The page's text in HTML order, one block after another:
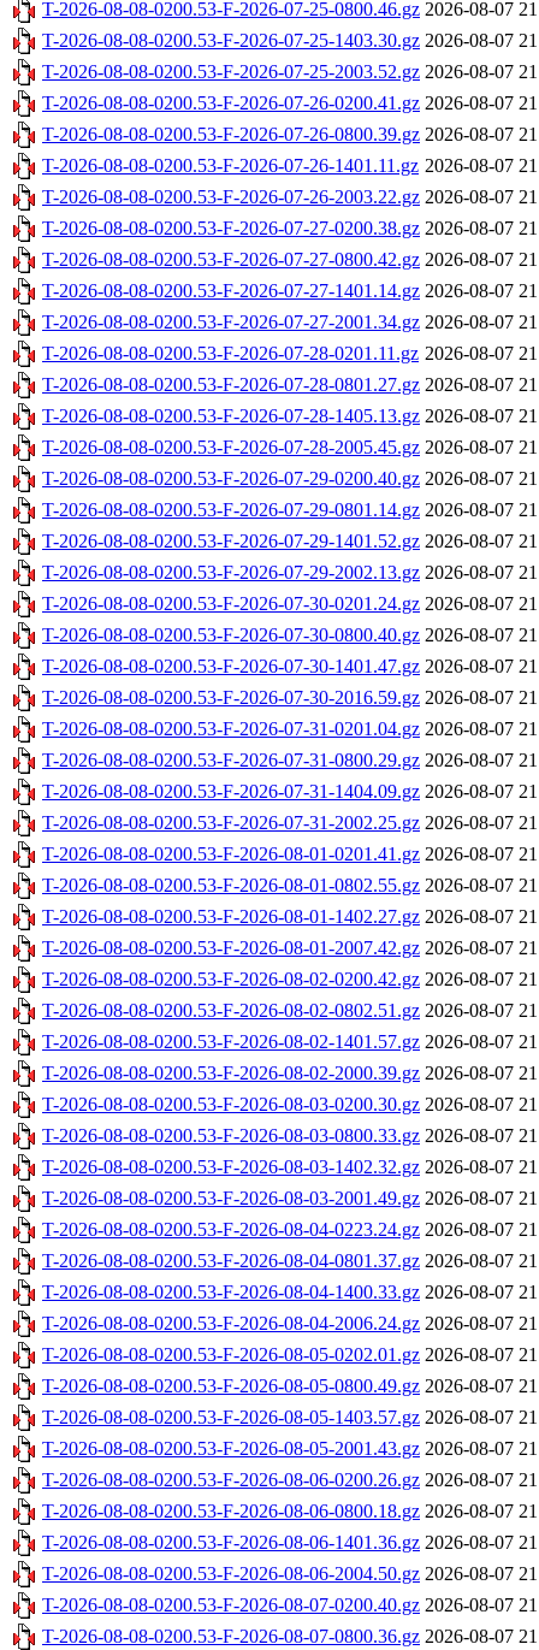
T-2026-08-08-0200.53-F-2026-07-25-0800.46.gz 2026-08-07
T-2026-08-08-0200.53-F-2026-07-25-1403.30.gz 2026-08-07
T-2026-08-08-0200.53-F-2026-07-25-2003.52.gz 2026-08-07
T-2026-08-08-0200.53-F-2026-07-26-0200.41.gz 2026-08-07
T-2026-08-08-0200.53-F-2026-07-26-0800.39.gz 2026-08-07
T-2026-08-08-0200.53-F-2026-07-26-1401.11.gz 2026-08-07
T-2026-08-08-0200.53-F-2026-07-26-2003.22.gz 2026-08-07
T-2026-08-08-0200.53-F-2026-07-27-0200.38.gz 2026-08-07
T-2026-08-08-0200.53-F-2026-07-27-0800.42.gz 2026-08-07
T-2026-08-08-0200.53-F-2026-07-27-1401.14.gz 2026-08-07
T-2026-08-08-0200.53-F-2026-07-27-2001.34.gz 2026-08-07
T-2026-08-08-0200.53-F-2026-07-28-0201.11.gz 2026-08-07
T-2026-08-08-0200.53-F-2026-07-28-0801.27.gz 2026-08-07
T-2026-08-08-0200.53-F-2026-07-28-1405.13.gz 2026-08-07
T-2026-08-08-0200.53-F-2026-07-28-2005.45.gz 2026-08-07
T-2026-08-08-0200.53-F-2026-07-29-0200.40.gz 2026-08-07
T-2026-08-08-0200.53-F-2026-07-29-0801.14.gz 2026-08-07
T-2026-08-08-0200.53-F-2026-07-29-1401.52.gz 2026-08-07
T-2026-08-08-0200.53-F-2026-07-29-2002.13.gz 2026-08-07
T-2026-08-08-0200.53-F-2026-07-30-0201.24.gz 2026-08-07
T-2026-08-08-0200.53-F-2026-07-30-0800.40.gz 2026-08-07
T-2026-08-08-0200.53-F-2026-07-30-1401.47.gz 2026-08-07
T-2026-08-08-0200.53-F-2026-07-30-2016.59.gz 2026-08-07
T-2026-08-08-0200.53-F-2026-07-31-0201.04.gz 2026-08-07
T-2026-08-08-0200.53-F-2026-07-31-0800.29.gz 2026-08-07
T-2026-08-08-0200.53-F-2026-07-31-1404.09.gz 2026-08-07
T-2026-08-08-0200.53-F-2026-07-31-2002.25.gz 2026-08-07
T-2026-08-08-0200.53-F-2026-08-01-0201.41.gz 2026-08-07
T-2026-08-08-0200.53-F-2026-08-01-0802.55.gz 2026-08-07
T-2026-08-08-0200.53-F-2026-08-01-1402.27.gz 2026-08-07
T-2026-08-08-0200.53-F-2026-08-01-2007.42.gz 2026-08-07
T-2026-08-08-0200.53-F-2026-08-02-0200.42.gz 2026-08-07
T-2026-08-08-0200.53-F-2026-08-02-0802.51.gz 2026-08-07
T-2026-08-08-0200.53-F-2026-08-02-1401.57.gz 2026-08-07
T-2026-08-08-0200.53-F-2026-08-02-2000.39.gz 2026-08-07
T-2026-08-08-0200.53-F-2026-08-03-0200.30.gz 2026-08-07
T-2026-08-08-0200.53-F-2026-08-03-0800.33.gz 2026-08-07
T-2026-08-08-0200.53-F-2026-08-03-1402.32.gz 2026-08-07
T-2026-08-08-0200.53-F-2026-08-03-2001.49.gz 2026-08-07
T-2026-08-08-0200.53-F-2026-08-04-0223.24.gz 2026-08-07
T-2026-08-08-0200.53-F-2026-08-04-0801.37.gz 2026-08-07
T-2026-08-08-0200.53-F-2026-08-04-1400.33.gz 2026-08-07
T-2026-08-08-0200.53-F-2026-08-04-2006.24.gz 2026-08-07
T-2026-08-08-0200.53-F-2026-08-05-0202.01.gz 2026-08-07
T-2026-08-08-0200.53-F-2026-08-05-0800.49.gz 2026-08-07
T-2026-08-08-0200.53-F-2026-08-05-1403.57.gz 2026-08-07
T-2026-08-08-0200.53-F-2026-08-05-2001.43.gz 2026-08-07
T-2026-08-08-0200.53-F-2026-08-06-0200.26.gz 2026-08-07
T-2026-08-08-0200.53-F-2026-08-06-0800.18.gz 2026-08-07
T-2026-08-08-0200.53-F-2026-08-06-1401.36.gz 2026-08-07
T-2026-08-08-0200.53-F-2026-08-06-2004.50.gz 2026-08-07
T-2026-08-08-0200.53-F-2026-08-07-0200.40.gz 2026-08-07
T-2026-08-08-0200.53-F-2026-08-07-0800.36.gz 2026-08-07